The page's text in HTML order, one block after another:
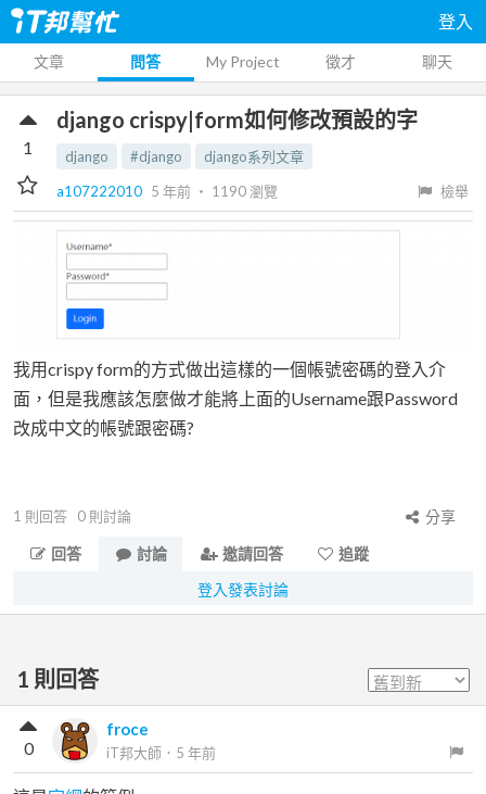
登入
文章 問答 My Project 徵才 聊天
django crispy|form如何修改預設的字
django #django
django系列文章
a107222010 5 年前 ‧ 1190瀏覽 檢舉
1
我用crispy form的方式做出這樣的一個帳號密碼的登入介
面，但是我應該怎麼做才能將上面的Username跟Password
改成中文的帳號跟密碼?
1 則回答 0 則討論
分享
回答
討論 邀請回答
追蹤
登入發表討論
1 則回答
froce
iT邦大師 ． 5 年前
0